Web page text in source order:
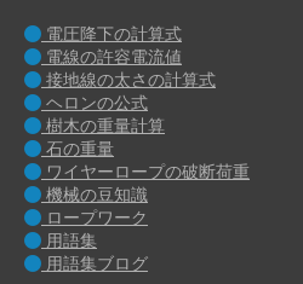
電圧降下の計算式
電線の許容電流値
接地線の太さの計算式
ヘロンの公式
樹木の重量計算
石の重量
ワイヤーロープの破断荷重
機械の豆知識
ロープワーク
用語集
用語集ブログ